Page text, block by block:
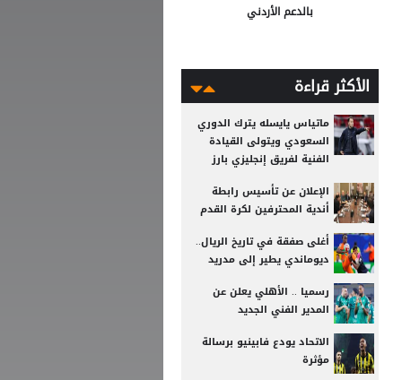
بالدعم الأردني
الأكثر قراءة
ماتياس يايسله يترك الدوري
السعودي ويتولى القيادة
الفنية لفريق إنجليزي بارز
الإعلان عن تأسيس رابطة
أندية المحترفين لكرة القدم
أغلى صفقة في تاريخ الريال..
ديوماندي يطير إلى مدريد
رسميا .. الأهلي يعلن عن
المدير الفني الجديد
الاتحاد يودع فابينيو برسالة
مؤثرة